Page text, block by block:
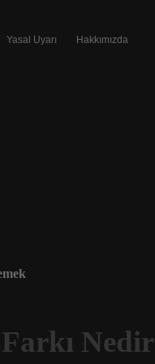
Yasal Uyarı Hakkımızda
Nedir